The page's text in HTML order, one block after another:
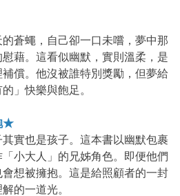
蒼蠅，自己卻一口未嚐，夢中那
藉。這看似幽默，實則溫柔，是
償。他沒被誰特別獎勵，但夢給
」快樂與飽足。
★
實也是孩子。這本書以幽默包裹
小大人」的兄姊角色。即便他們
想被擁抱。這是給照顧者的一封
的一道光。